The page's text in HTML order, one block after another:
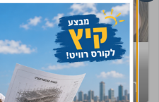
קיבלת קסדה?
המסלול לקריירה